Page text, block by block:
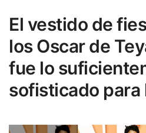
El vestido de
los Oscar de
fue lo
sofisticado para